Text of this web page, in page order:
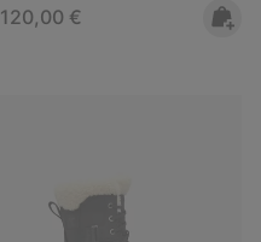
Regular price:
120,00 €